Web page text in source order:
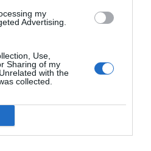
my
Advertising.
Use,
Sharing of my
with the
collected.